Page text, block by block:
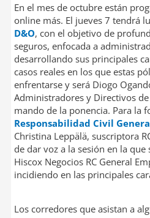
En el mes de octubre están
online más. El jueves 7 tendrá
D&O, con el objetivo de
seguros, enfocada a
desarrollando sus principales
casos reales en los que estas
enfrentarse y será Diogo
Administradores y Directivos
mando de la ponencia. Para la
Responsabilidad Civil
Christina Leppälä, suscriptora
de dar voz a la sesión en la
Hiscox Negocios RC General
incidiendo en las principales
Los corredores que asistan a